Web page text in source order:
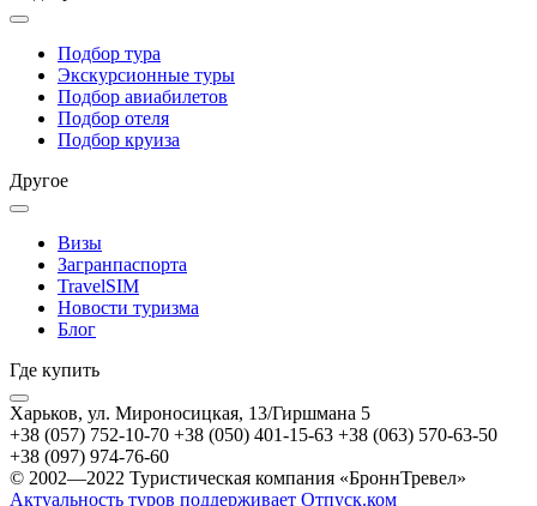
Подбор тура
Экскурсионные туры
Подбор авиабилетов
Подбор отеля
Подбор круиза
Другое
Визы
Загранпаспорта
TravelSIM
Новости туризма
Блог
Где купить
Харьков, ул. Мироносицкая, 13/Гиршмана 5
+38 (057) 752-10-70 +38 (050) 401-15-63 +38 (063) 570-63-50
+38 (097) 974-76-60
© 2002—2022 Туристическая компания «БроннТревел»
Актуальность туров поддерживает Отпуск.ком